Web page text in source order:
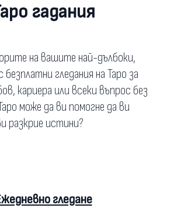
гадания
на вашите най-дълбоки,
гледания на Таро за
кариера или всеки въпрос без
може да ви помогне да ви
разкрие истини?
гледане